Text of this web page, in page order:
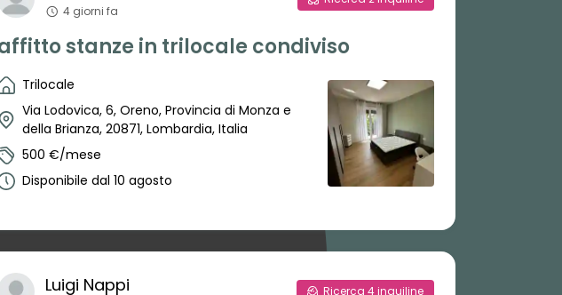
4 giorni fa
stanze in trilocale condiviso
Trilocale
Via Lodovica, 6, Oreno, Provincia di Monza e
della Brianza, 20871, Lombardia, Italia
500 €/mese
Disponibile dal 10 agosto
Luigi Nappi Ricerca 4inquiline